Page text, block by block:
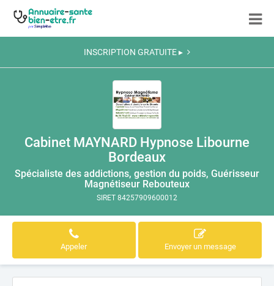
INSCRIPTION GRATUITE ▸
Cabinet MAYNARD Hypnose Libourne
Bordeaux
Spécialiste des addictions, gestion du poids, Guérisseur
Magnétiseur Rebouteux
SIRET 84257909600012
Appeler Envoyer un message